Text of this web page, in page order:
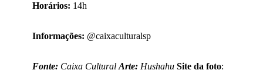
Horários: 14h
Informações: @caixaculturalsp
Fonte: Caixa Cultural Arte: Hushahu Site da foto: